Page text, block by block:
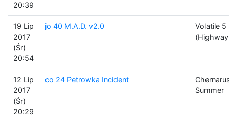
20:39
19 Lip
2017
(Śr)
20:54
jo 40 M.A.D. v2.0
Volatile 5
12 Lip
2017
(Śr)
20:29
co 24 Petrowka Incident
Summer